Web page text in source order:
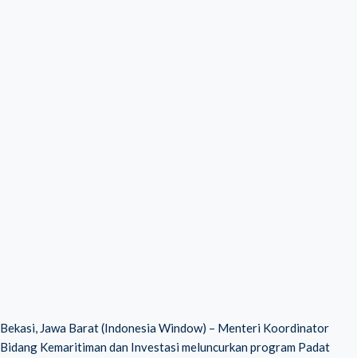
Bekasi, Jawa Barat (Indonesia Window) – Menteri Koordinator
Bidang Kemaritiman dan Investasi meluncurkan program Padat